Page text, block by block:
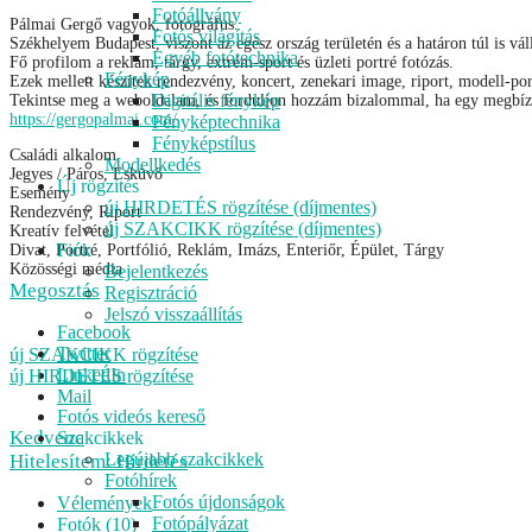
Fotóállvány
Fotós világítás
Egyéb fotótechnika
Fénykép
Digitális fénykép
Fényképtechnika
Fényképstílus
Modellkedés
Új rögzítés
új HIRDETÉS rögzítése (díjmentes)
új SZAKCIKK rögzítése (díjmentes)
Fiók
Bejelentkezés
Regisztráció
Jelszó visszaállítás
új SZAKCIKK rögzítése
új HIRDETÉS rögzítése
Menu
Fotós videós kereső
Szakcikkek
Legújabb szakcikkek
Fotóhírek
Fotós újdonságok
Fotópályázat
Pálmai Gergő vagyok, fotográfus.
Székhelyem Budapest, viszont az egész ország területén és a határon túl is
Fő profilom a reklám, tárgy, extrém-sport és üzleti portré fotózás.
Ezek mellett készítek rendezvény, koncert, zenekari image, riport, modell-
Tekintse meg a weboldalam, és forduljon hozzám bizalommal, ha egy
https://gergopalmai.com/
Családi alkalom
Jegyes / Páros, Esküvő
Esemény
Rendezvény, Riport
Kreatív felvétel
Divat, Portré, Portfólió, Reklám, Imázs, Enteriőr, Épület, Tárgy
Közösségi média
Megosztás
Facebook
Twitter
LinkedIn
Mail
Kedvenc
Hitelesítem: Hirdetés
Vélemények
Fotók (10)